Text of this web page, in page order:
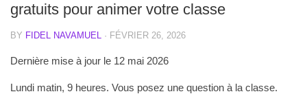
gratuits pour animer votre classe
BY FIDEL NAVAMUEL · FÉVRIER 26, 2026
Dernière mise à jour le 12 mai 2026
Lundi matin, 9 heures. Vous posez une question à la classe.